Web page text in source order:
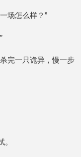
场怎么样？”
完一只诡异，慢一步